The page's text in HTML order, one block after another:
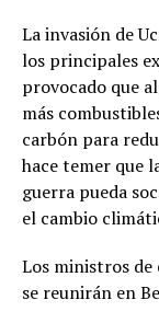
La invasión de
los principales
provocado que
más
carbón para
hace temer que
guerra pueda
el cambio
Los ministros de
se reunirán en